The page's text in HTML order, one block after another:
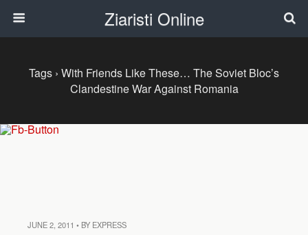
Ziaristi Online
Tags › With Friends Like These… The Soviet Bloc’s
Clandestine War Against Romania
JUNE 2, 2011 • BY EXPRESS